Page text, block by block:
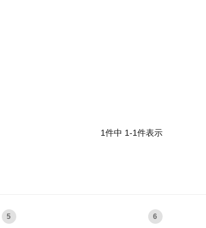
1件中 1-1件表示
5 6